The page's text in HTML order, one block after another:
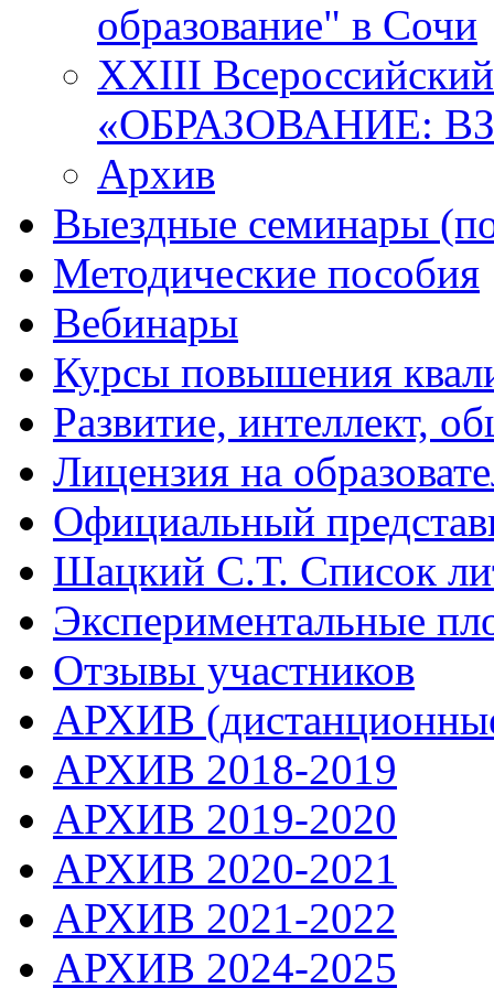
образование" в Сочи
XXIII
«ОБРАЗОВАНИЕ:
Архив
Выездные семинары
Методические пособия
Вебинары
Курсы повышения
Развитие, интеллект,
Лицензия на
Официальный
Шацкий С.Т. Список
Экспериментальные
Отзывы участников
АРХИВ
АРХИВ 2018-2019
АРХИВ 2019-2020
АРХИВ 2020-2021
АРХИВ 2021-2022
АРХИВ 2024-2025